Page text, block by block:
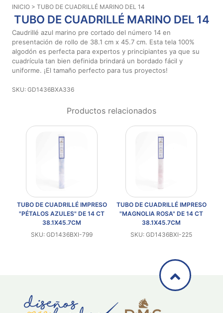
Aviso De
Privacidad
2026
Diseños
Distribuidores
INICIO > TUBO DE CUADRILLÉ MARINO DEL 14
TUBO DE CUADRILLÉ MARINO DEL 14
Caudrillé azul marino pre cortado del número 14 en
presentación de rollo de 38.1 cm x 45.7 cm. Esta tela 100%
algodón es perfecta para expertos y principiantes ya que su
cuadrícula tan bien definida brindará un bordado fácil y
uniforme. ¡El tamaño perfecto para tus proyectos!
SKU: GD1436BXA336
Productos relacionados
TUBO DE CUADRILLÉ IMPRESO
"PÉTALOS AZULES" DE 14 CT
38.1X45.7CM
SKU: GD1436BXI-799
TUBO DE CUADRILLÉ IMPRESO
"MAGNOLIA ROSA" DE 14 CT
38.1X45.7CM
SKU: GD1436BXI-225